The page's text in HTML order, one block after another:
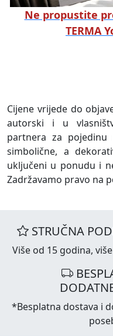
Ne propustite
TERMA
Cijene vrijede do
autorski i u
partnera za
simbolične, a
uključeni u ponudu i
Zadržavamo pravo na
STRUČNA
Više od 15 godina,
*Besplatna dostava i